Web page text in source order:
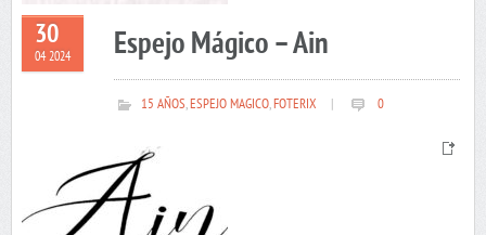
30
04 2024 Espejo Mágico – Ain
15 AÑOS,ESPEJO MAGICO,FOTERIX 0